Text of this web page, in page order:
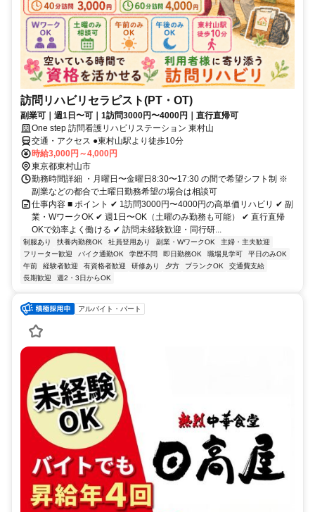
訪問リハビリセラピスト(PT・OT)
副業可｜週1日〜可｜1訪問3000円〜4000円｜直行直帰可
One step 訪問看護リハビリステーション 東村山
交通・アクセス ●東村山駅より徒歩10分
時給3,000円～4,000円
東京都東村山市
勤務時間詳細 ・月曜日〜金曜日8:30〜17:30 の間で希望シフト制 ※
副業などの都合で土曜日勤務希望の場合は相談可
仕事内容 ■ ポイント ✔ 1訪問3000円〜4000円の高単価リハビリ ✔ 副
業・WワークOK ✔ 週1日〜OK（土曜のみ勤務も可能） ✔ 直行直帰
OKで効率よく働ける ✔ 訪問未経験歓迎・同行研...
制服あり 扶養内勤務OK 社員登用あり 副業・WワークOK
主婦・主夫歓迎
フリーター歓迎
バイク通勤OK 学歴不問 即日勤務OK 職場見学可
平日のみOK
午前
経験者歓迎 有資格者歓迎 研修あり 夕方 ブランクOK
交通費支給
長期歓迎
週2・3日からOK
アルバイト・パート